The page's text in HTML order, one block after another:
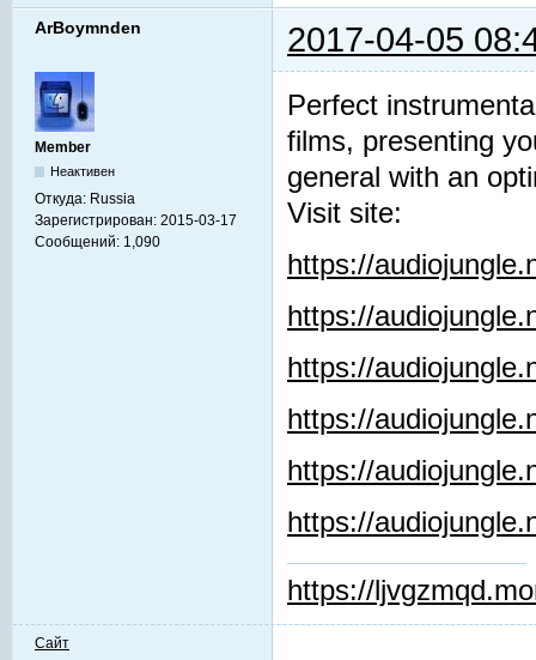
ArBoymnden 2017-04-05
Member
Неактивен
Откуда: Russia
Зарегистрирован: 2015-03-17
Сообщений: 1,090
Perfect
films, presenting
general with an
Visit site:
https://
https://
https://
https://
https://
https://
https://
Сайт